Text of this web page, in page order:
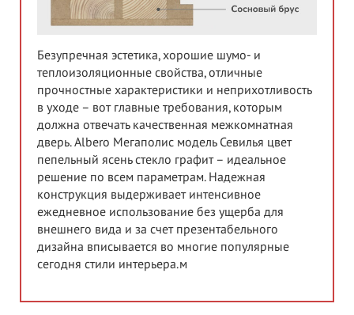
Безупречная эстетика, хорошие шумо- и
теплоизоляционные свойства, отличные
прочностные характеристики и неприхотливость
в уходе – вот главные требования, которым
должна отвечать качественная межкомнатная
дверь. Albero Мегаполис модель Севилья цвет
пепельный ясень стекло графит – идеальное
решение по всем параметрам. Надежная
конструкция выдерживает интенсивное
ежедневное использование без ущерба для
внешнего вида и за счет презентабельного
дизайна вписывается во многие популярные
сегодня стили интерьера.м